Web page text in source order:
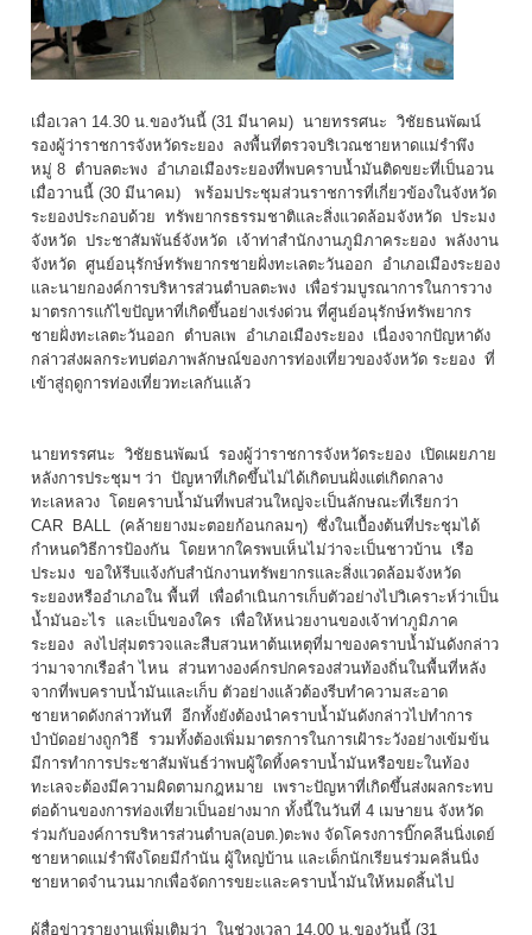
เมื่อเวลา 14.30 น.ของวันนี้ (31 มีนาคม) นายทรรศนะ วิชัยธนพัฒน์
รองผู้ว่าราชการจังหวัดระยอง ลงพื้นที่ตรวจบริเวณชายหาดแม่รำพึง
หมู่ 8 ตำบลตะพง อำเภอเมืองระยองที่พบคราบน้ำมันติดขยะที่เป็นอวน
เมื่อวานนี้ (30 มีนาคม) พร้อมประชุมส่วนราชการที่เกี่ยวข้องในจังหวัด
ระยองประกอบด้วย ทรัพยากรธรรมชาติและสิ่งแวดล้อมจังหวัด ประมง
จังหวัด ประชาสัมพันธ์จังหวัด เจ้าท่าสำนักงานภูมิภาคระยอง พลังงาน
จังหวัด ศูนย์อนุรักษ์ทรัพยากรชายฝั่งทะเลตะวันออก อำเภอเมืองระยอง
และนายกองค์การบริหารส่วนตำบลตะพง เพื่อร่วมบูรณาการในการวาง
มาตรการแก้ไขปัญหาที่เกิดขึ้นอย่างเร่งด่วน ที่ศูนย์อนุรักษ์ทรัพยากร
ชายฝั่งทะเลตะวันออก ตำบลเพ อำเภอเมืองระยอง เนื่องจากปัญหาดัง
กล่าวส่งผลกระทบต่อภาพลักษณ์ของการท่องเที่ยวของจังหวัด ระยอง ที่
เข้าสู่ฤดูการท่องเที่ยวทะเลกันแล้ว
นายทรรศนะ วิชัยธนพัฒน์ รองผู้ว่าราชการจังหวัดระยอง เปิดเผยภาย
หลังการประชุมฯ ว่า ปัญหาที่เกิดขึ้นไม่ได้เกิดบนฝั่งแต่เกิดกลาง
ทะเลหลวง โดยคราบน้ำมันที่พบส่วนใหญ่จะเป็นลักษณะที่เรียกว่า
CAR BALL (คล้ายยางมะตอยก้อนกลมๆ) ซึ่งในเบื้องต้นที่ประชุมได้
กำหนดวิธีการป้องกัน โดยหากใครพบเห็นไม่ว่าจะเป็นชาวบ้าน เรือ
ประมง ขอให้รีบแจ้งกับสำนักงานทรัพยากรและสิ่งแวดล้อมจังหวัด
ระยองหรืออำเภอใน พื้นที่ เพื่อดำเนินการเก็บตัวอย่างไปวิเคราะห์ว่าเป็น
น้ำมันอะไร และเป็นของใคร เพื่อให้หน่วยงานของเจ้าท่าภูมิภาค
ระยอง ลงไปสุ่มตรวจและสืบสวนหาต้นเหตุที่มาของคราบน้ำมันดังกล่าว
ว่ามาจากเรือลำ ไหน ส่วนทางองค์กรปกครองส่วนท้องถิ่นในพื้นที่หลัง
จากที่พบคราบน้ำมันและเก็บ ตัวอย่างแล้วต้องรีบทำความสะอาด
ชายหาดดังกล่าวทันที อีกทั้งยังต้องนำคราบน้ำมันดังกล่าวไปทำการ
บำบัดอย่างถูกวิธี รวมทั้งต้องเพิ่มมาตรการในการเฝ้าระวังอย่างเข้มข้น
มีการทำการประชาสัมพันธ์ว่าพบผู้ใดทิ้งคราบน้ำมันหรือขยะในท้อง
ทะเลจะต้องมีความผิดตามกฎหมาย เพราะปัญหาที่เกิดขึ้นส่งผลกระทบ
ต่อด้านของการท่องเที่ยวเป็นอย่างมาก ทั้งนี้ในวันที่ 4 เมษายน จังหวัด
ร่วมกับองค์การบริหารส่วนตำบล(อบต.)ตะพง จัดโครงการบิ๊กคลีนนิ่งเดย์
ชายหาดแม่รำพึงโดยมีกำนัน ผู้ใหญ่บ้าน และเด็กนักเรียนร่วมคลิ่นนิ่ง
ชายหาดจำนวนมากเพื่อจัดการขยะและคราบน้ำมันให้หมดสิ้นไป
ผู้สื่อข่าวรายงานเพิ่มเติมว่า ในช่วงเวลา 14.00 น.ของวันนี้ (31